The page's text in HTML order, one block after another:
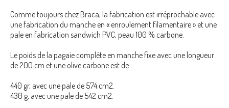
Comme toujours chez Braca, la fabrication est irréprochable avec
une fabrication du manche en « enroulement filamentaire » et une
pale en fabrication sandwich PVC, peau 100 % carbone.
Le poids de la pagaie complète en manche fixe avec une longueur
de 200 cm et une olive carbone est de :
440 gr, avec une pale de 574 cm2.
430 g, avec une pale de 542 cm2.